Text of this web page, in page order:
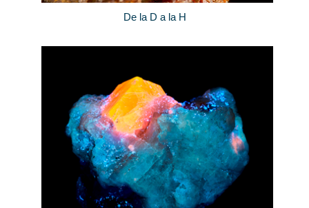
De la D a la H